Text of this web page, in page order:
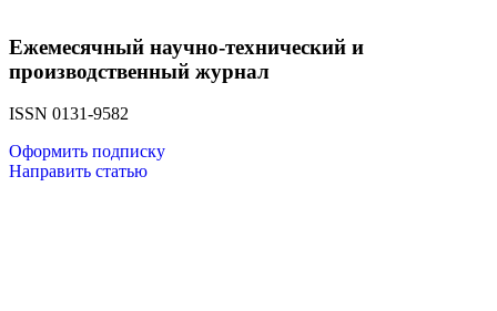
Ежемесячный научно-технический и
производственный журнал
ISSN 0131-9582
Оформить подписку
Направить статью